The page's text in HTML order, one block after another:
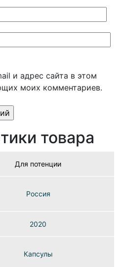
и адрес сайта в этом
моих комментариев.
товара
Для потенции
Россия
2020
Капсулы